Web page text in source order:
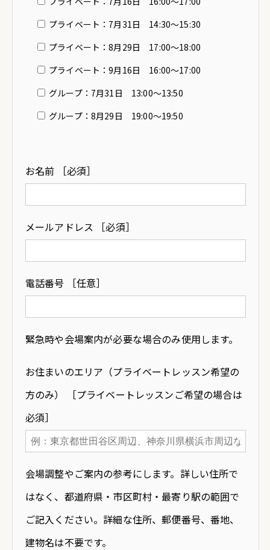
プライベート：7月31日 14:30〜15:30
プライベート：8月29日 17:00〜18:00
プライベート：9月16日 16:00〜17:00
グループ：7月31日 13:00〜13:50
グループ：8月29日 19:00〜19:50
お名前 ［必須］
メールアドレス ［必須］
電話番号 ［任意］
緊急時や会場案内が必要な場合のみ使用します。
お住まいのエリア（プライベートレッスン希望の
方のみ） ［プライベートレッスンご希望の場合は
必須］
会場調整やご案内の参考にします。詳しい住所で
はなく、都道府県・市区町村・最寄り駅の範囲で
ご記入ください。詳細な住所、郵便番号、番地、
建物名は不要です。